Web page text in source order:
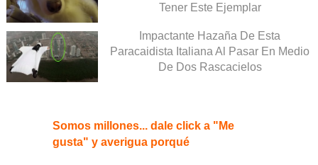
Tener Este Ejemplar
Impactante Hazaña De Esta
Paracaidista Italiana Al Pasar En Medio
De Dos Rascacielos
Somos millones... dale click a "Me
gusta" y averigua porqué